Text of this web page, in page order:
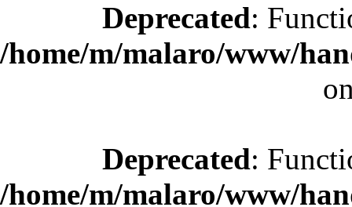
Deprecated:
/home/m/malaro/www/
Deprecated:
/home/m/malaro/www/